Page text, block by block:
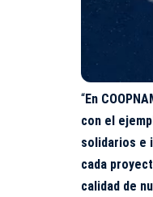
“En
con el
solidarios e
cada
calidad de